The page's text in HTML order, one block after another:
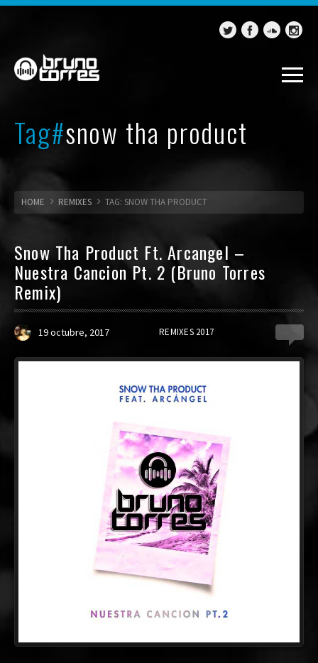
Tag#snow tha product
HOME REMIXES TAG: SNOW THA PRODUCT
Snow Tha Product Ft. Arcangel –
Nuestra Cancion Pt. 2 (Bruno Torres
Remix)
19 octubre, 2017 REMIXES 2017